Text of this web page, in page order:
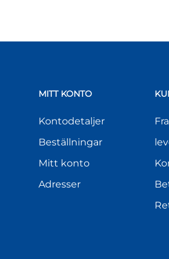
MITT KONTO
Kontodetaljer
Beställningar
Mitt konto
Adresser